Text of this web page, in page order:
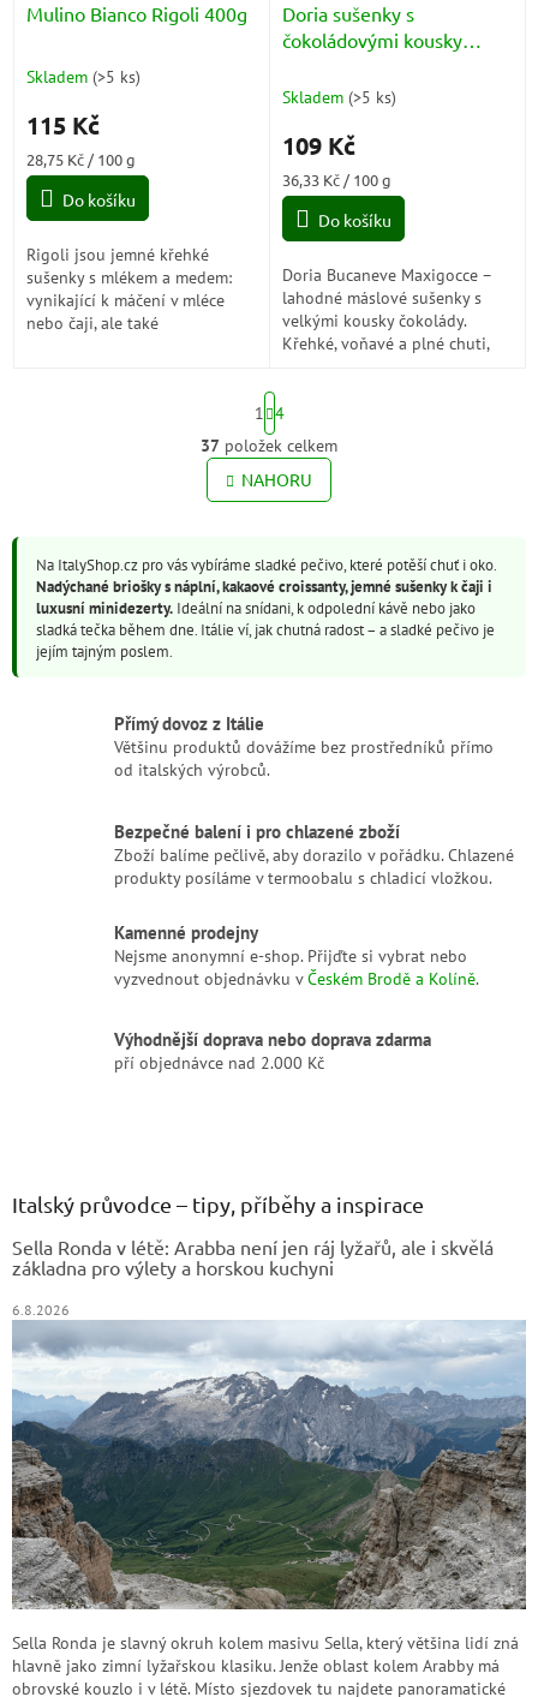
Mulino Bianco Rigoli 400g
Průměrné
produktu
5,0
5
Skladem (>5 ks)
115 Kč
Měrná
cena:
28,75 Kč / 100 g
Do košíku
Rigoli jsou jemné křehké
sušenky s mlékem a medem:
vynikající k máčení v mléce
nebo čaji, ale také
Doria sušenky s
čokoládovými kousky
300g
Skladem (>5 ks)
109 Kč
Měrná
cena:
36,33 Kč / 100 g
Do košíku
Doria Bucaneve Maxigocce –
lahodné máslové sušenky s
velkými kousky čokolády.
Křehké, voňavé a plné chuti,
během dne.
O
v
l
a
c
í
p
v
ý
s
u
S
t
r
á
n
k
á
n
í
1 4
37 položek celkem
NAHORU
Na ItalyShop.cz pro vás vybíráme sladké pečivo, které potěší chuť i oko.
Nadýchané briošky s náplní, kakaové croissanty, jemné sušenky k čaji i
luxusní minidezerty.Ideální na snídani, k odpolední kávě nebo jako
sladká tečka během dne. Itálie ví, jak chutná radost – a sladké pečivo je
jejím tajným poslem.
Přímý dovoz z Itálie
Většinu produktů dovážíme bez prostředníků přímo
od italských výrobců.
Bezpečné balení i pro chlazené zboží
Zboží balíme pečlivě, aby dorazilo v pořádku. Chlazené
produkty posíláme v termoobalu s chladicí vložkou.
Kamenné prodejny
Nejsme anonymní e-shop. Přijďte si vybrat nebo
vyzvednout objednávku vČeském Brodě a Kolíně.
Výhodnější doprava nebo doprava zdarma
pří objednávce nad 2.000 Kč
Italský průvodce – tipy, příběhy a inspirace
Sella Ronda v létě: Arabba není jen ráj lyžařů, ale i skvělá
základna pro výlety a horskou kuchyni
6.8.2026
Sella Ronda je slavný okruh kolem masivu Sella, který většina lidí zná
hlavně jako zimní lyžařskou klasiku. Jenže oblast kolem Arabby má
obrovské kouzlo i v létě. Místo sjezdovek tu najdete panoramatické